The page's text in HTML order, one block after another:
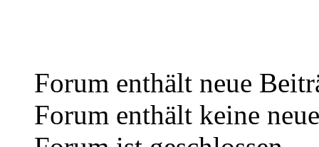
Forum enthält neue
Forum enthält keine